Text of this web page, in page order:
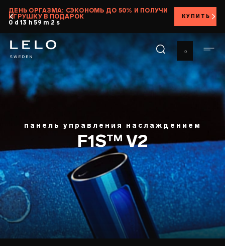
Перейти
основному
содержанию
ДЕНЬ ОРГАЗМА: СЭКОНОМЬ ДО 50% И ПОЛУЧИ
ИГРУШКУ В ПОДАРОК
0 d 13 h 59 m 1 s
КУПИТЬ
панель управления наслаждением
F1S™ V2